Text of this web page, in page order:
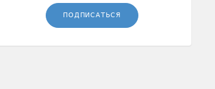
ПОДПИСАТЬСЯ